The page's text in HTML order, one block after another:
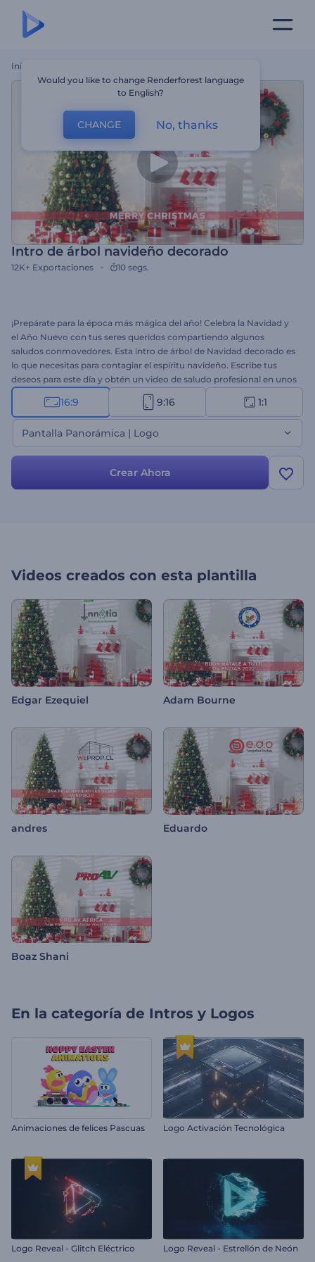
Inicio
Intro de árbol navideño decorado
12K+ Exportaciones 10 segs.
¡Prepárate para la época más mágica del año! Celebra la Navidad y
el Año Nuevo con tus seres queridos compartiendo algunos
saludos conmovedores. Esta intro de árbol de Navidad decorado es
lo que necesitas para contagiar el espíritu navideño. Escribe tus
deseos para este día y obtén un video de saludo profesional en unos
minutos. Es perfecto para mensajes navideños, saludos en video,
comerciales de Año Nuevo y Navidad, invitaciones a fiestas y
muchos más proyectos. ¡Pruébalo ahora!
16:9 9:16 1:1
Pantalla Panorámica | Logo
Crear Ahora
Videos creados con esta plantilla
Edgar Ezequiel Adam Bourne
andres Eduardo
Boaz Shani
En la categoría de Intros y Logos
Animaciones de felices Pascuas Logo Activación Tecnológica
Logo Reveal - Glitch Eléctrico Logo Reveal - Estrellón de Neón
Would you like to change Renderforest language
to English?
CHANGE No, thanks